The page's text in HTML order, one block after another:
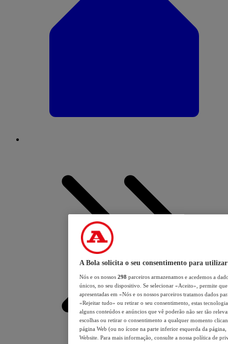
A Bola solicita o seu consentimento para utilizar
Nós e os nossos 298 parceiros armazenamos e acedemos a
únicos, no seu dispositivo. Se selecionar «Aceito», permite
apresentadas em «Nós e os nossos parceiros tratamos dados
«Rejeitar tudo» ou retirar o seu consentimento, estas
alguns conteúdos e anúncios que vê poderão não ser tão
escolhas ou retirar o consentimento a qualquer momento
página Web (ou no ícone na parte inferior esquerda da página,
Website. Para mais informação, consulte a nossa política de